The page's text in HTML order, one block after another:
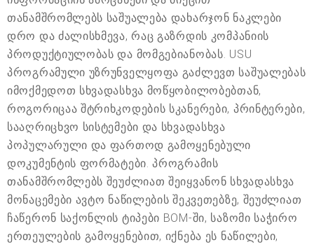
თანამშრომლებს საშუალება დახარჯონ ნაკლები
დრო და ძალისხმევა, რაც გაზრდის კომპანიის
პროდუქტიულობას და მომგებიანობას. USU
პროგრამული უზრუნველყოფა გაძლევთ საშუალებას
იმოქმედოთ სხვადასხვა მოწყობილობებთან,
როგორიცაა შტრიხკოდების სკანერები, პრინტერები,
სააღრიცხვო სისტემები და სხვადასხვა
პოპულარული და ფართოდ გამოყენებული
დოკუმენტის ფორმატები. პროგრამის
თანამშრომლებს შეუძლიათ შეიყვანონ სხვადასხვა
მონაცემები ავტო ნაწილების შეკვეთებზე, შეუძლიათ
ჩაწერონ საქონლის ტიპები BOM-ში, საზომი საჭირო
ერთეულების გამოყენებით, იქნება ეს ნაწილები,